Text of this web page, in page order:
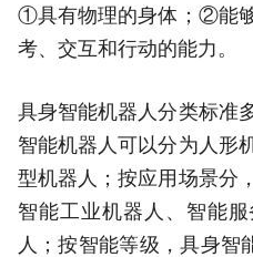
①具有物理的身体；②能
考、交互和行动的能力。
具身智能机器人分类标准
智能机器人可以分为人形
型机器人；按应用场景分
智能工业机器人、智能
人；按智能等级，具身智